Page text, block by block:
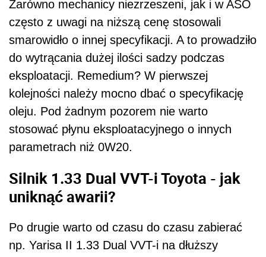
Silnik 1.33 Dual VVT-i Toyota - jak
uniknąć awarii?
Po drugie warto od czasu do czasu zabierać
np. Yarisa II 1.33 Dual VVT-i na dłuższy
"spacer" zamiasto. Zwiększenie obciążenia
przez kilkanaście minut na początek dogrzeje
silnik. Na krótkich dystansach w mieście nawet
przez kilka dnijednostka
szkodliwe np. dla tłoków czy zaworów. Poza
tym pozwoli dopalić chociaż część drobinek
nagromadzonych w komorze spalania.
Zobacz również:Silnik Toyoty D-CAT: dobry